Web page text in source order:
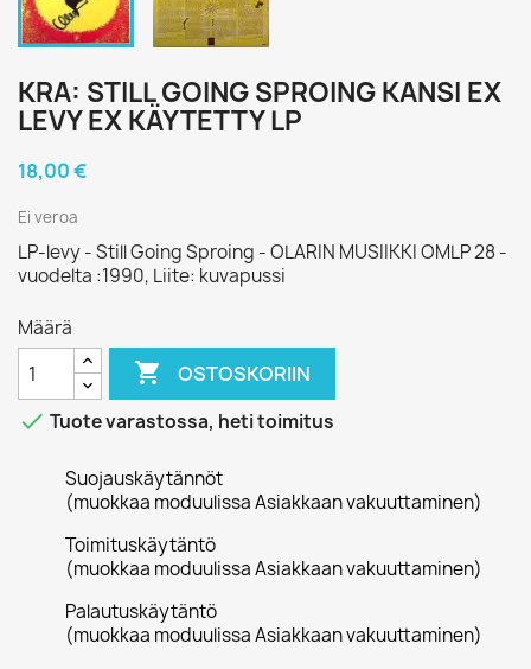
KRA: STILL GOING SPROING KANSI EX
LEVY EX KÄYTETTY LP
18,00 €
Ei veroa
LP-levy - Still Going Sproing - OLARIN MUSIIKKI OMLP 28 -
vuodelta :1990, Liite: kuvapussi
Määrä
 OSTOSKORIIN
 Tuote varastossa, heti toimitus
Suojauskäytännöt
(muokkaa moduulissa Asiakkaan vakuuttaminen)
Toimituskäytäntö
(muokkaa moduulissa Asiakkaan vakuuttaminen)
Palautuskäytäntö
(muokkaa moduulissa Asiakkaan vakuuttaminen)